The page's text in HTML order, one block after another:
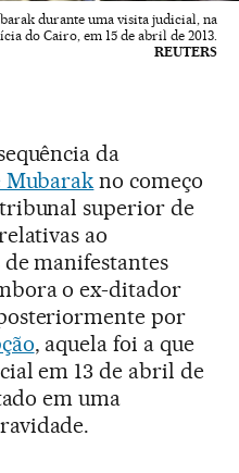
durante uma visita judicial, na
do Cairo, em 15 de abril de 2013.
REUTERS
da
Mubarak no começo
superior de
ao
de manifestantes
o ex-ditador
por
, aquela foi a que
em 13 de abril de
em uma